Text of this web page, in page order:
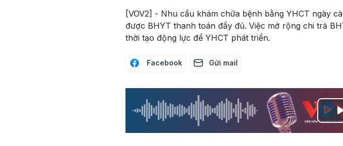
[VOV2] - Nhu cầu khám chữa bệnh bằng YHCT ngày
được BHYT thanh toán đầy đủ. Việc mở rộng chi trả
thời tạo động lực để YHCT phát triển.
Facebook Gửi mail